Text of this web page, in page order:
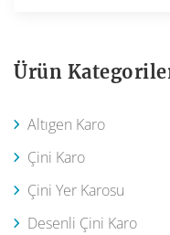
Ürün
Altıgen Karo
Çini Karo
Çini Yer Karosu
Desenli Çini Karo